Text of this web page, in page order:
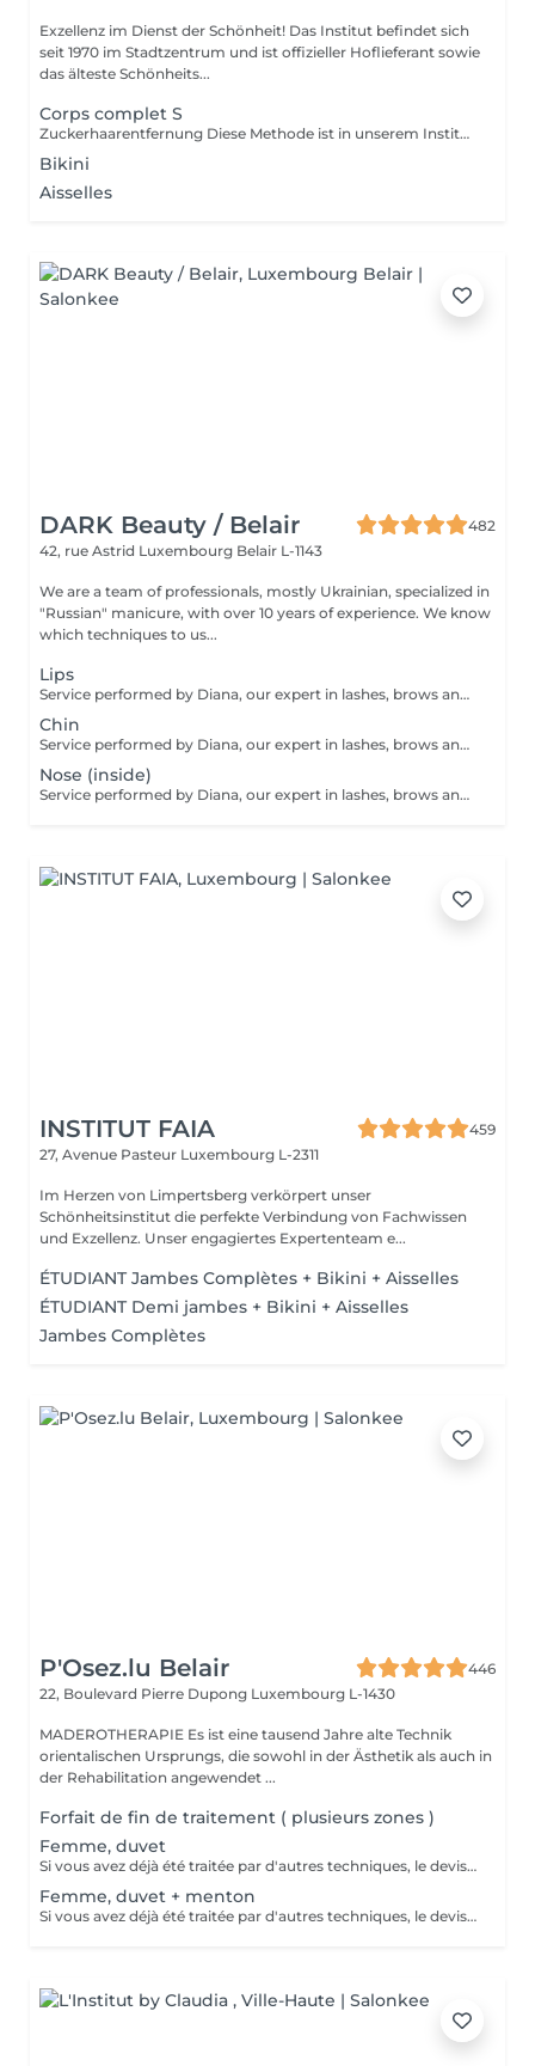
Exzellenz im Dienst der Schönheit! Das Institut befindet sich
seit 1970 im Stadtzentrum und ist offizieller Hoflieferant sowie
das älteste Schönheits...
Corps complet S
Zuckerhaarentfernung Diese Methode ist in unserem Institut sehr beliebt geworden. Die Zuckerpaste ist 100% natürlich. Sie basiert auf tausendjährigen Rezepten aus dem Nahen Osten und enthält ausschließlich Wasser und Zucker ohne chemische, aromatische oder färbende Substanzen. Die Paste ist hypoallergen und verursacht keine Hautreizungen. Sie gilt für alle Bereiche. Die Paste wird in das Follikel massiert, umhüllt die Haare, umgibt sie und schmiert sie. Die Extraktion erfolgt in natürlicher Haarwuchsrichtung. Es gibt keine gebrochenen Haare mehr im Follikel. Diese Technik verursacht keine Rötung oder Reizung der Haut. Ein nicht zu vernachlässigender Vorteil ist die Tatsache, dass Sie keine bestimmte Haarlänge haben müssen, da der Zucker anders als beim Wachs sehr kurze Haare effektiv entfernt. Wir empfehlen diese Methode auch Teenagern beim ersten Depilieren und bei Menschen, die eine vollständige Körperhaarentfernung wünschen, da sie viel weniger schmerzhaft ist als Wachsen.
Bikini
Aisselles
DARK Beauty / Belair
482
42, rue Astrid Luxembourg Belair L-1143
We are a team of professionals, mostly Ukrainian, specialized in
"Russian" manicure, with over 10 years of experience. We know
which techniques to us...
Lips
Service performed by Diana, our expert in lashes, brows and hair removal, with over 10 years of experience, ensuring precision and high-quality results.
Chin
Service performed by Diana, our expert in lashes, brows and hair removal, with over 10 years of experience, ensuring precision and high-quality results.
Nose (inside)
Service performed by Diana, our expert in lashes, brows and hair removal, with over 10 years of experience, ensuring precision and high-quality results.
INSTITUT FAIA
459
27, Avenue Pasteur Luxembourg L-2311
Im Herzen von Limpertsberg verkörpert unser
Schönheitsinstitut die perfekte Verbindung von Fachwissen
und Exzellenz. Unser engagiertes Expertenteam e...
ÉTUDIANT Jambes Complètes + Bikini + Aisselles
ÉTUDIANT Demi jambes + Bikini + Aisselles
Jambes Complètes
P'Osez.lu Belair
446
22, Boulevard Pierre Dupong Luxembourg L-1430
MADEROTHERAPIE Es ist eine tausend Jahre alte Technik
orientalischen Ursprungs, die sowohl in der Ästhetik als auch in
der Rehabilitation angewendet ...
Forfait de fin de traitement ( plusieurs zones )
Femme, duvet
Si vous avez déjà été traitée par d'autres techniques, le devis devra être adapté à votre situation. (75 par quart d'heure)
Femme, duvet + menton
Si vous avez déjà été traitée par d'autres techniques, le devis devra être adapté à votre situation. (75 par quart d'heure)